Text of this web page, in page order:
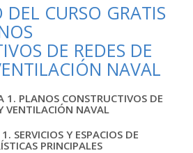
CURSO GRATIS
DE REDES DE
NAVAL
PLANOS CONSTRUCTIVOS DE
VENTILACIÓN NAVAL
SERVICIOS Y ESPACIOS DE
PRINCIPALES